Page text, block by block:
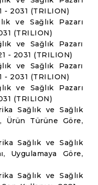
- 2031 (TRILION)
ve Sağlık Pazarı
(TRILION)
ve Sağlık Pazarı
- 2031 (TRILION)
ve Sağlık Pazarı
- 2031 (TRILION)
ve Sağlık Pazarı
(TRILION)
Sağlık ve Sağlık
Ürün Türüne Göre,
Sağlık ve Sağlık
Uygulamaya Göre,
Sağlık ve Sağlık